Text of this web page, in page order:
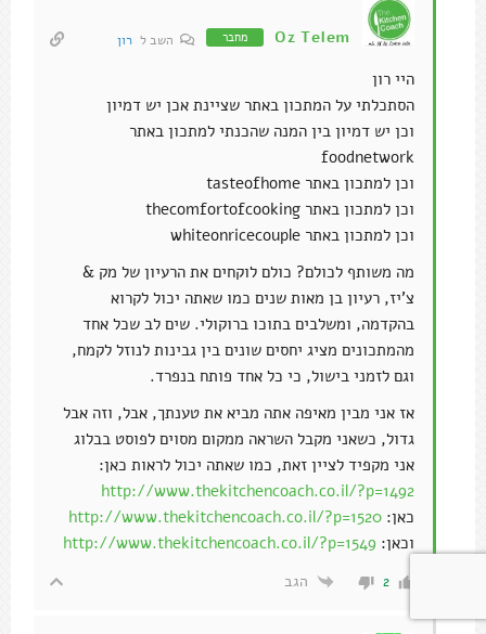
Oz Telem מחבר השב ל רון
היי רון
הסתכלתי על המתכון באתר שציינת אכן יש דמיון
וכן יש דמיון בין המנה שהכנתי למתכון באתר
foodnetwork
וכן למתכון באתר tasteofhome
וכן למתכון באתר thecomfortofcooking
וכן למתכון באתר whiteonricecouple
מה משותף לכולם? כולם לוקחים את הרעיון של מק &
צ'יז, רעיון בן מאות שנים כמו שאתה יכול לקרוא
בהקדמה, ומשלבים בתוכו ברוקולי. שים לב שכל אחד
מהמתכונים מציג יחסים שונים בין גבינות לנוזל לקמח,
וגם לזמני בישול, כי כל אחד פותח בנפרד.
אז אני מבין מאיפה אתה מביא את טענתך, אבל, וזה אבל
גדול, כשאני מקבל השראה ממקום מסוים לפוסט בבלוג
אני מקפיד לציין זאת, כמו שאתה יכול לראות כאן:
http://www.thekitchencoach.co.il/?p=1492
כאן: http://www.thekitchencoach.co.il/?p=1520
וכאן: http://www.thekitchencoach.co.il/?p=1549
2 הגב